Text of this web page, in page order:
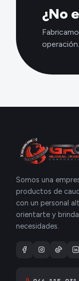
¿No
operación.
Somos una
productos de
con un personal
orientarte y
necesidades.